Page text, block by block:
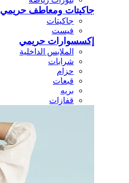
جاكيتات ومعاطف حريمي
جاكيتات
فيست
إكسسوارات حريمي
الملابس الداخلية
شرابات
حزام
قبعات
بريه
قفازات